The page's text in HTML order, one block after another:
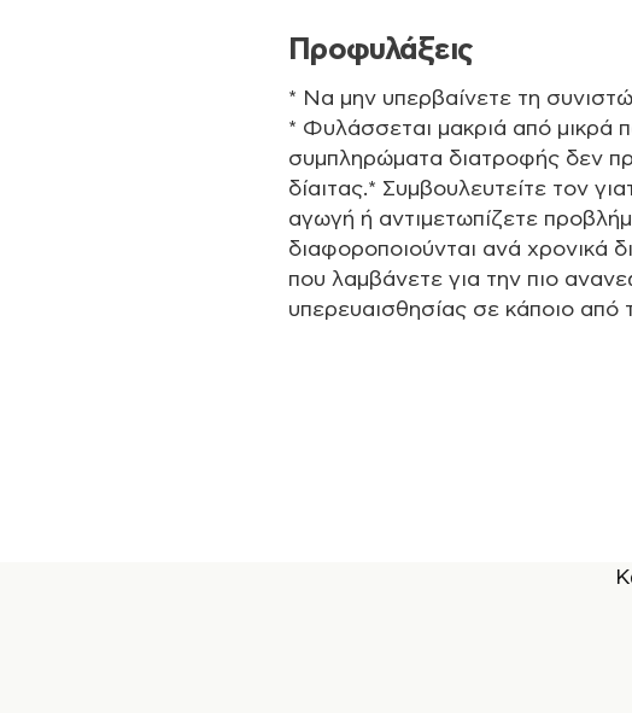
Προφυλάξεις
* Να μην υπερβαίνετε τη
* Φυλάσσεται μακριά από μικρά
συμπληρώματα διατροφής δεν
δίαιτας.* Συμβουλευτείτε τον
αγωγή ή αντιμετωπίζετε
διαφοροποιούνται ανά χρονικά
που λαμβάνετε για την πιο
υπερευαισθησίας σε κάποιο από